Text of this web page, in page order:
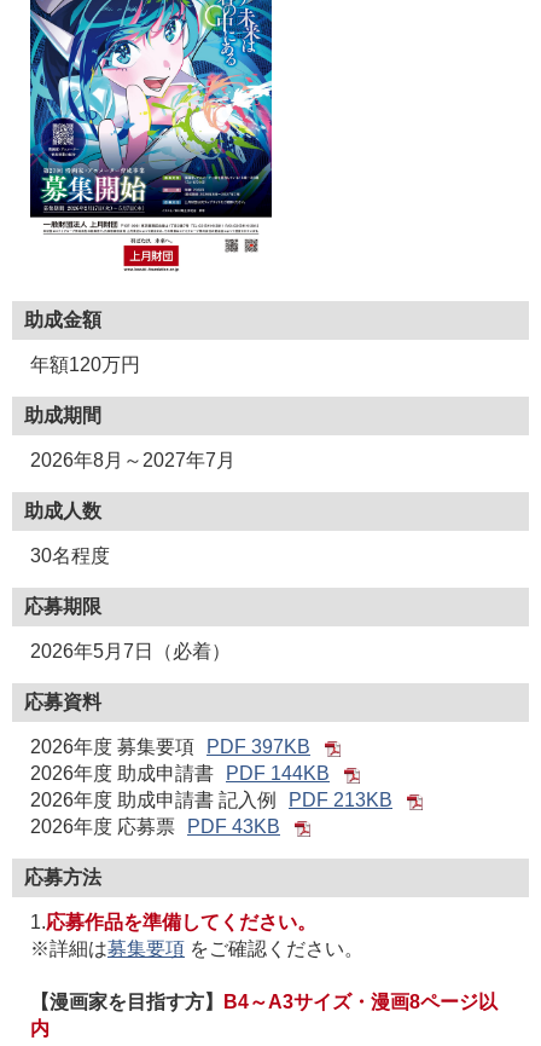
助成金額
年額120万円
助成期間
2026年8月～2027年7月
助成人数
30名程度
応募期限
2026年5月7日（必着）
応募資料
2026年度 募集要項
PDF 397KB
2026年度 助成申請書
PDF 144KB
2026年度 助成申請書 記入例
PDF 213KB
2026年度 応募票
PDF 43KB
応募方法
1.応募作品を準備してください。
※詳細は募集要項 をご確認ください。
【漫画家を目指す方】
B4～A3サイズ・漫画8ページ以
内